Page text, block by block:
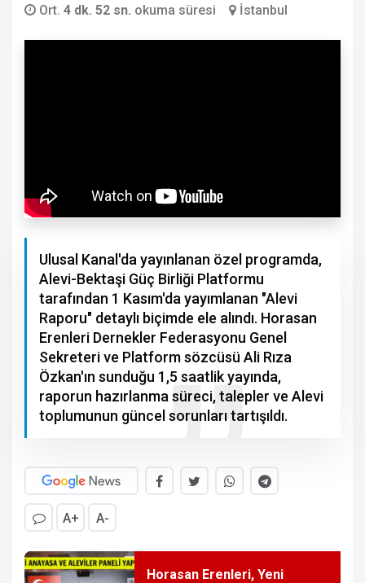
Ort. 4 dk. 52 sn. okuma süresi İstanbul
Ulusal Kanal'da yayınlanan özel programda,
Alevi-Bektaşi Güç Birliği Platformu
tarafından 1 Kasım'da yayımlanan "Alevi
Raporu" detaylı biçimde ele alındı. Horasan
Erenleri Dernekler Federasyonu Genel
Sekreteri ve Platform sözcüsü Ali Rıza
Özkan'ın sunduğu 1,5 saatlik yayında,
raporun hazırlanma süreci, talepler ve Alevi
toplumunun güncel sorunları tartışıldı.
A+ A-
Horasan Erenleri, Yeni